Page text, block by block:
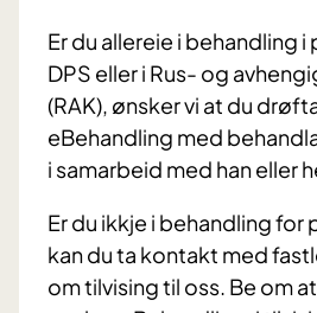
Er du allereie i behandling
DPS eller i Rus- og
(RAK), ønsker vi at du
eBehandling med
i samarbeid med han eller
Er du ikkje i behandling for
kan du ta kontakt med
om tilvising til oss. Be om